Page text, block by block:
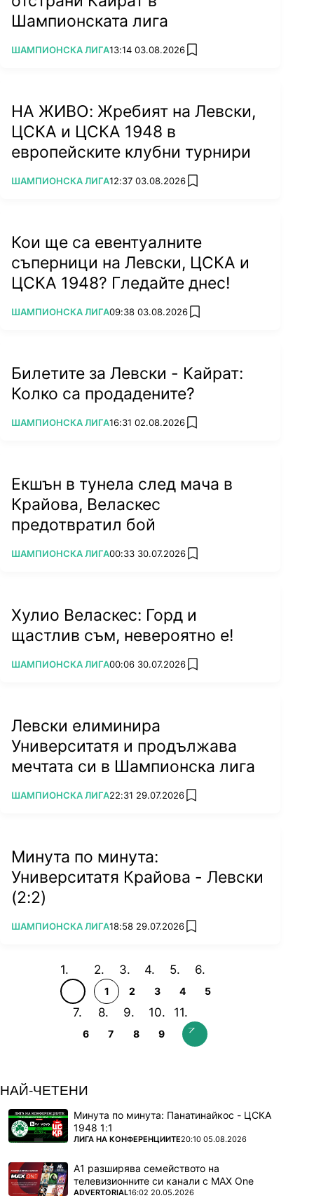
Шампионската лига
ПОВЕЧЕ ОТ
ШАМПИОНСКА ЛИГА13:14 03.08.2026 add favorites
НА ЖИВО: Жребият на Левски,
ЦСКА и ЦСКА 1948 в
европейските клубни турнири
ПОВЕЧЕ ОТ
ШАМПИОНСКА ЛИГА12:37 03.08.2026 add favorites
Кои ще са евентуалните
съперници на Левски, ЦСКА и
ЦСКА 1948? Гледайте днес!
ПОВЕЧЕ ОТ
ШАМПИОНСКА ЛИГА09:38 03.08.2026 add favorites
Билетите за Левски - Кайрат:
Колко са продадените?
ПОВЕЧЕ ОТ
ШАМПИОНСКА ЛИГА16:31 02.08.2026 add favorites
Екшън в тунела след мача в
Крайова, Веласкес
предотвратил бой
ПОВЕЧЕ ОТ
ШАМПИОНСКА ЛИГА00:33 30.07.2026 add favorites
Хулио Веласкес: Горд и
щастлив съм, невероятно е!
ПОВЕЧЕ ОТ
ШАМПИОНСКА ЛИГА00:06 30.07.2026 add favorites
Левски елиминира
Университатя и продължава
мечтата си в Шампионска лига
ПОВЕЧЕ ОТ
ШАМПИОНСКА ЛИГА22:31 29.07.2026 add favorites
Минута по минута:
Университатя Крайова - Левски
(2:2)
ПОВЕЧЕ ОТ
ШАМПИОНСКА ЛИГА18:58 29.07.2026 add favorites
1 2 3 4 5
6 7 8 9
НАЙ-ЧЕТЕНИ
Минута по минута: Панатинайкос - ЦСКА
1948 1:1
ПОВЕЧЕ ОТ
ЛИГА НА КОНФЕРЕНЦИИТЕ20:10 05.08.2026
А1 разширява семейството на
телевизионните си канали с MAX One
ПОВЕЧЕ ОТ
ADVERTORIAL16:02 20.05.2026